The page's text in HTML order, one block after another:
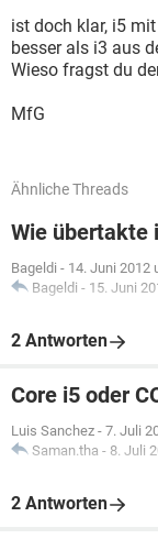
ist doch klar, i5
besser als i3 aus
Wieso fragst du
MfG
Ähnliche Threads
Wie übertakte
Bageldi - 14. Juni 2012
Bageldi - 15. Juni
2 Antworten
Core i5 oder
Luis Sanchez - 7. Juli
Saman.tha - 8. Juli
2 Antworten